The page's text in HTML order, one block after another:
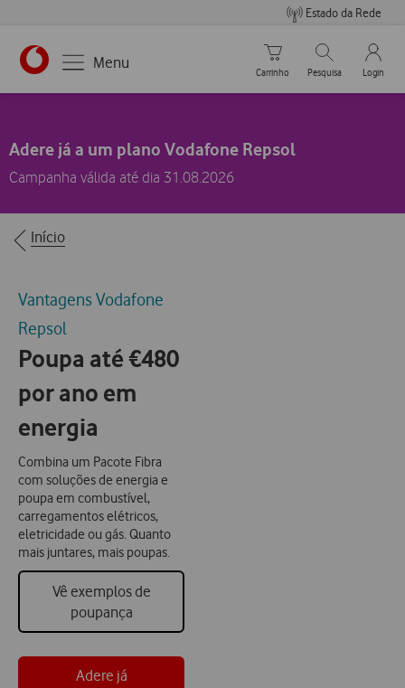
Estado da Rede
https://www.vodafone.pt
Menu
Carrinho de compras
Carrinho
Pesquisar
Pesquisa
My
Login
Adere já a um plano Vodafone Repsol
Campanha válida até dia 31.08.2026
Breadcrumbs
Início
Vantagens Vodafone
Repsol
Poupa até €480
por ano em
energia
Combina um Pacote Fibra
com soluções de energia e
poupa em combustível,
carregamentos elétricos,
eletricidade ou gás. Quanto
mais juntares, mais poupas.
Vê exemplos de
poupança
Adere já